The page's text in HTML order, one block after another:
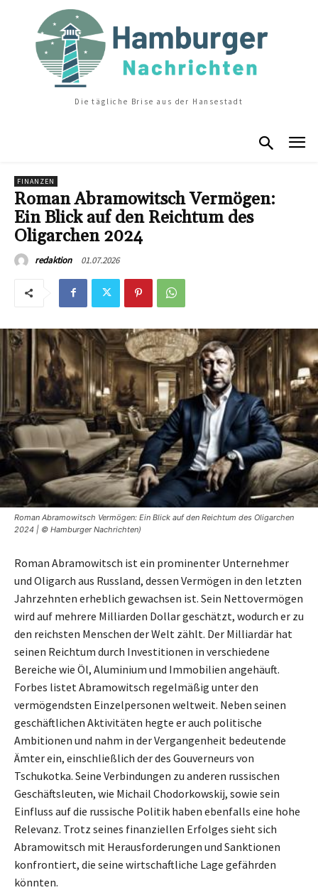
Die tägliche Brise aus der Hansestadt
FINANZEN
Roman Abramowitsch Vermögen:
Ein Blick auf den Reichtum des
Oligarchen 2024
redaktion 01.07.2026
Roman Abramowitsch Vermögen: Ein Blick auf den Reichtum des Oligarchen
2024 | © Hamburger Nachrichten)
Roman Abramowitsch ist ein prominenter Unternehmer
und Oligarch aus Russland, dessen Vermögen in den letzten
Jahrzehnten erheblich gewachsen ist. Sein Nettovermögen
wird auf mehrere Milliarden Dollar geschätzt, wodurch er zu
den reichsten Menschen der Welt zählt. Der Milliardär hat
seinen Reichtum durch Investitionen in verschiedene
Bereiche wie Öl, Aluminium und Immobilien angehäuft.
Forbes listet Abramowitsch regelmäßig unter den
vermögendsten Einzelpersonen weltweit. Neben seinen
geschäftlichen Aktivitäten hegte er auch politische
Ambitionen und nahm in der Vergangenheit bedeutende
Ämter ein, einschließlich der des Gouverneurs von
Tschukotka. Seine Verbindungen zu anderen russischen
Geschäftsleuten, wie Michail Chodorkowskij, sowie sein
Einfluss auf die russische Politik haben ebenfalls eine hohe
Relevanz. Trotz seines finanziellen Erfolges sieht sich
Abramowitsch mit Herausforderungen und Sanktionen
konfrontiert, die seine wirtschaftliche Lage gefährden
könnten.